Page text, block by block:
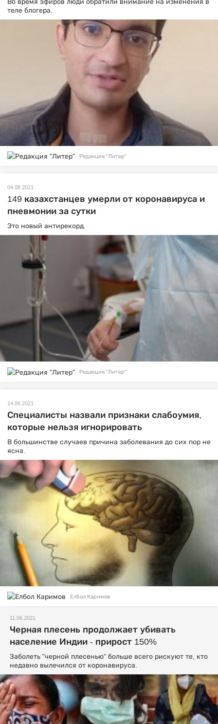
теле блогера.
Редакция "Литер"
04.08.2021
149 казахстанцев умерли от коронавируса и
пневмонии за сутки
Это новый антирекорд.
Редакция "Литер"
14.06.2021
Специалисты назвали признаки слабоумия,
которые нельзя игнорировать
В большинстве случаев причина заболевания до сих пор не
ясна.
Елбол Каримов
11.06.2021
Черная плесень продолжает убивать
население Индии - прирост 150%
Заболеть "черной плесенью" больше всего рискуют те, кто
недавно вылечился от коронавируса.